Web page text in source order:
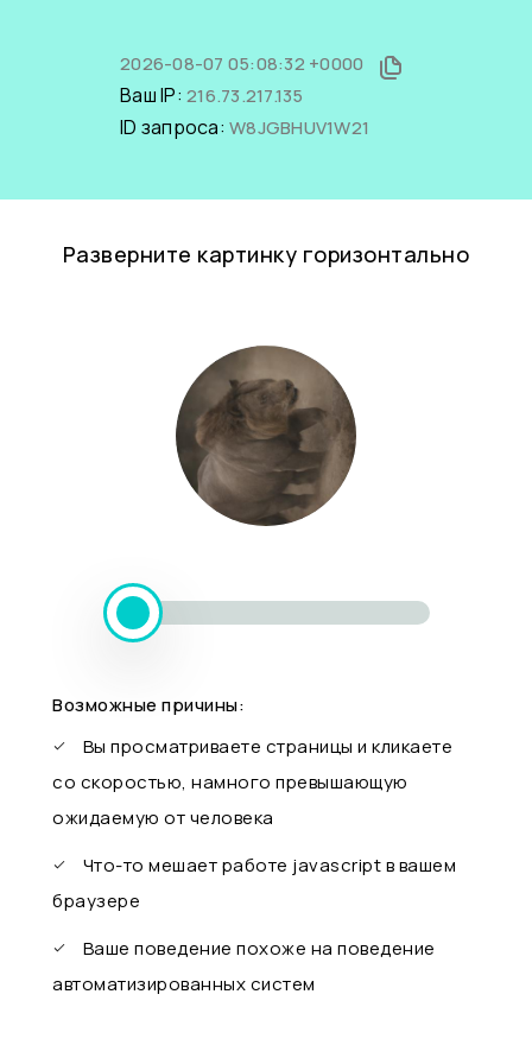
2026-08-07 05:08:32 +0000
Ваш IP: 216.73.217.135
ID запроса: W8JGBHUV1W21
Разверните картинку горизонтально
Возможные причины:
Вы просматриваете страницы и кликаете
со скоростью, намного превышающую
ожидаемую от человека
Что-то мешает работе javascript в вашем
браузере
Ваше поведение похоже на поведение
автоматизированных систем